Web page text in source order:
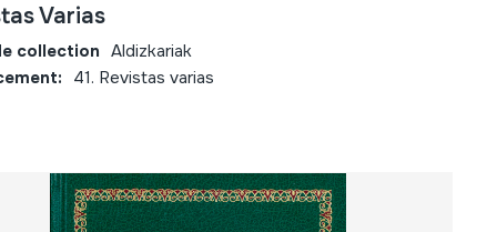
Varias
collection Aldizkariak
41. Revistas varias